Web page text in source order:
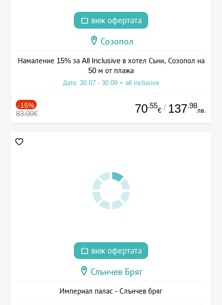
виж офертата
Созопол
Намаление 15% за All Inclusive в хотел Съни, Созопол на
50 м от плажа
Дата: 30.07 - 30.09 + all inclusive
-15%
83.00€ 70.55
€ / 137.98
лв.
виж офертата
Слънчев Бряг
Империал палас - Слънчев бряг